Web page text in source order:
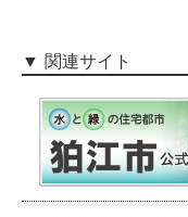
関連サイト